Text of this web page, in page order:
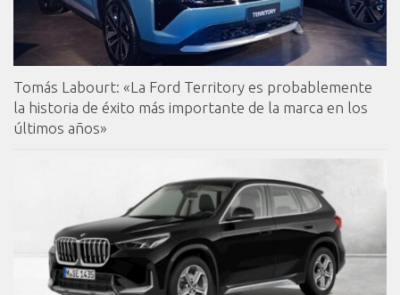
Tomás Labourt: «La Ford Territory es probablemente
la historia de éxito más importante de la marca en los
últimos años»